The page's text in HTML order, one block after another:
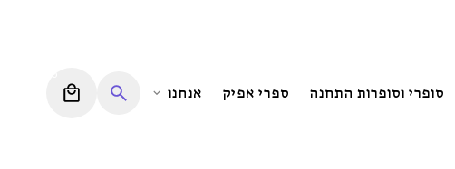
סופרי וסופרות התחנה ספרי אפיק אנחנו